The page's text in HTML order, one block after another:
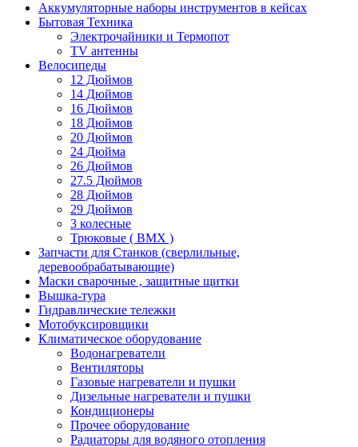
Аккумуляторные наборы инструментов в кейсах
Бытовая Техника
Электрочайники и Термопот
TV антенны
Велосипеды
12 Дюймов
14 Дюймов
16 Дюймов
18 Дюймов
20 Дюймов
24 Дюйма
26 Дюймов
27.5 Дюймов
28 Дюймов
29 Дюймов
3 колесные
Трюковые ( BMX )
Запчасти для Станков (сверлильные,
деревообрабатывающие)
Маски сварочные , защитные щитки
Вышка-тура
Гидравлические тележки
Мотобуксировщики
Климатическое оборудование
Водонагреватели
Вентиляторы
Газовые нагреватели и пушки
Дизельные нагреватели и пушки
Кондиционеры
Прочее оборудование
Радиаторы для водяного отопления